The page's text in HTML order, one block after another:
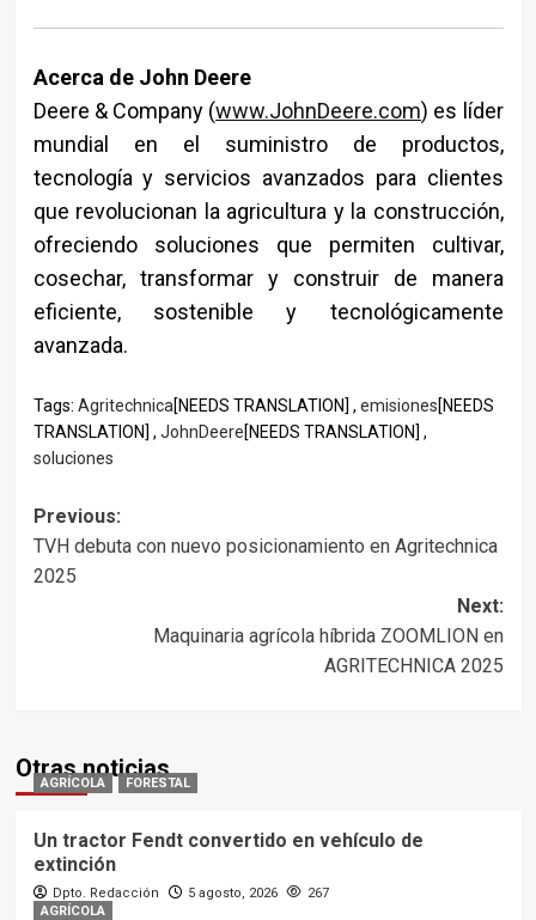
Acerca de John Deere
Deere & Company (www.JohnDeere.com) es líder
mundial en el suministro de productos,
tecnología y servicios avanzados para clientes
que revolucionan la agricultura y la construcción,
ofreciendo soluciones que permiten cultivar,
cosechar, transformar y construir de manera
eficiente, sostenible y tecnológicamente
avanzada.
Tags: Agritechnica[NEEDS TRANSLATION] , emisiones[NEEDS
TRANSLATION] , JohnDeere[NEEDS TRANSLATION] ,
soluciones
Post
navigation
Previous:
TVH debuta con nuevo posicionamiento en Agritechnica
2025
Next:
Maquinaria agrícola híbrida ZOOMLION en
AGRITECHNICA 2025
Otras noticias
AGRÍCOLA FORESTAL
Un tractor Fendt convertido en vehículo de
extinción
Dpto. Redacción 5 agosto, 2026
267
AGRÍCOLA